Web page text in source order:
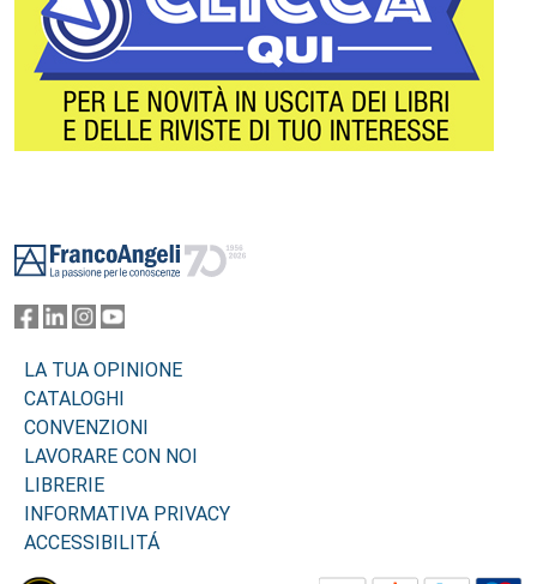
LA TUA OPINIONE
CATALOGHI
CONVENZIONI
LAVORARE CON NOI
LIBRERIE
INFORMATIVA PRIVACY
ACCESSIBILITÁ